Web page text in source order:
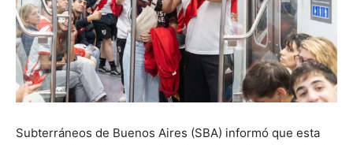
Subterráneos de Buenos Aires (SBA) informó que esta